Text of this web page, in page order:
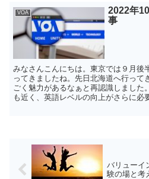
VOA
2022年
事
みなさんこんにちは。東京では９月後
ってきましたね。先日北海道へ行って
ごく魅力があるなぁと再認識しました
も近く、英語レベルの向上がさらに必
バリューイ
験の場と考